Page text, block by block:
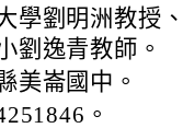
學劉明洲教授
劉逸青教師。
美崙國中。
。